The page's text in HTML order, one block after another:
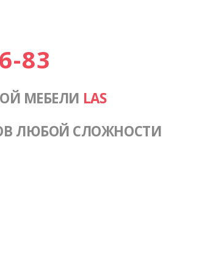
83
МЕБЕЛИ LAS
ЛЮБОЙ СЛОЖНОСТИ